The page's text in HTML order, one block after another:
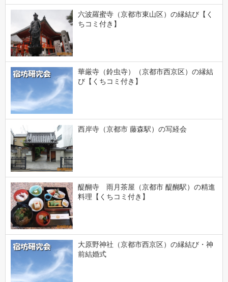
六波羅蜜寺（京都市東山区）の縁結び【く
ちコミ付き】
華厳寺（鈴虫寺）（京都市西京区）の縁結
び【くちコミ付き】
西岸寺（京都市 藤森駅）の写経会
醍醐寺 雨月茶屋（京都市 醍醐駅）の精進
料理【くちコミ付き】
大原野神社（京都市西京区）の縁結び・神
前結婚式